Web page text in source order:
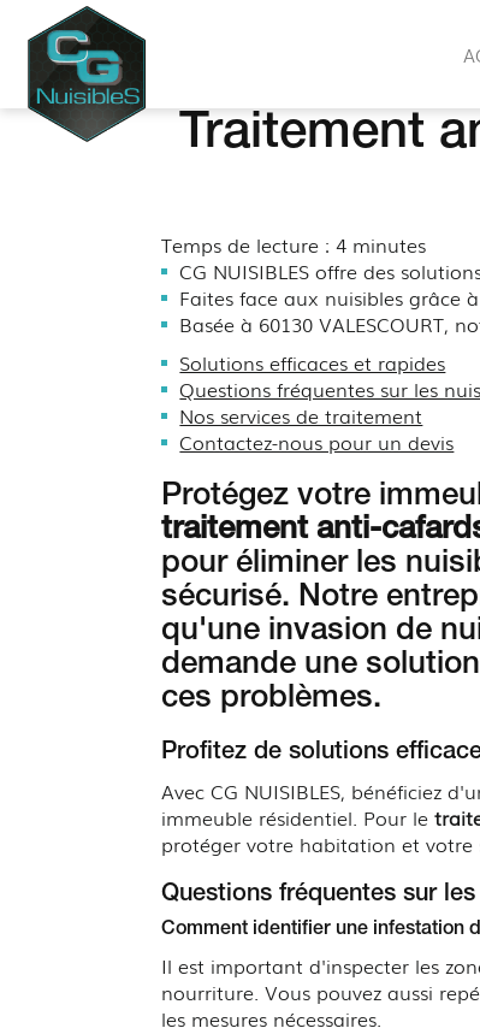
NUISIBLES
Traitement
Temps de lecture : 4 minutes
CG NUISIBLES offre des
Faites face aux nuisibles grâce
Basée à 60130 VALESCOURT,
Solutions efficaces et rapides
Questions fréquentes sur les
Nos services de traitement
Contactez-nous pour un devis
Protégez votre
traitement anti-
pour éliminer les
sécurisé. Notre
qu'une invasion de
demande une
ces problèmes.
Profitez de solutions
Avec CG NUISIBLES, bénéficiez
immeuble résidentiel. Pour le
protéger votre habitation et votre
Questions fréquentes sur
Comment identifier une infestation
Il est important d'inspecter les
nourriture. Vous pouvez aussi
les mesures nécessaires.